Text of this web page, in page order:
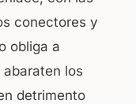
conectores y
obliga a
los
detrimento